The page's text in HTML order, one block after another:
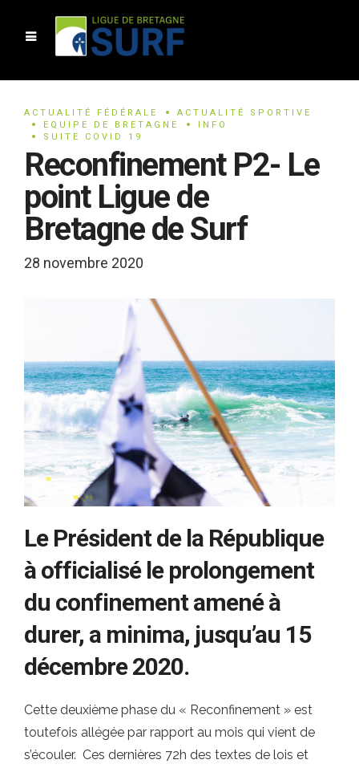
ACTUALITÉ FÉDÉRALE
ACTUALITÉ SPORTIVE
EQUIPE DE BRETAGNE
INFO
SUITE COVID 19
Reconfinement P2- Le
point Ligue de
Bretagne de Surf
28 novembre 2020
Le Président de la République
à officialisé le prolongement
du confinement amené à
durer, a minima, jusqu’au 15
décembre 2020.
Cette deuxième phase du « Reconfinement » est
toutefois allégée par rapport au mois qui vient de
s’écouler. Ces dernières 72h des textes de lois et